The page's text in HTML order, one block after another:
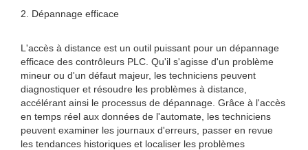
2. Dépannage efficace
L'accès à distance est un outil puissant pour un dépannage
efficace des contrôleurs PLC. Qu'il s'agisse d'un problème
mineur ou d'un défaut majeur, les techniciens peuvent
diagnostiquer et résoudre les problèmes à distance,
accélérant ainsi le processus de dépannage. Grâce à l'accès
en temps réel aux données de l'automate, les techniciens
peuvent examiner les journaux d'erreurs, passer en revue
les tendances historiques et localiser les problèmes